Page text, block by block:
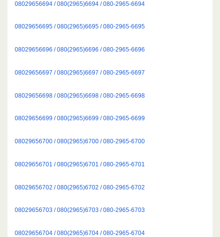
08029656694 / 080(2965)6694 / 080-2965-6694
08029656695 / 080(2965)6695 / 080-2965-6695
08029656696 / 080(2965)6696 / 080-2965-6696
08029656697 / 080(2965)6697 / 080-2965-6697
08029656698 / 080(2965)6698 / 080-2965-6698
08029656699 / 080(2965)6699 / 080-2965-6699
08029656700 / 080(2965)6700 / 080-2965-6700
08029656701 / 080(2965)6701 / 080-2965-6701
08029656702 / 080(2965)6702 / 080-2965-6702
08029656703 / 080(2965)6703 / 080-2965-6703
08029656704 / 080(2965)6704 / 080-2965-6704